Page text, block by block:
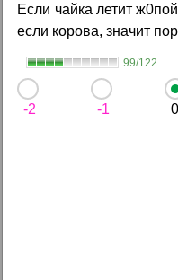
Если чайка летит
если корова, значит
99/122
-2 -1 0